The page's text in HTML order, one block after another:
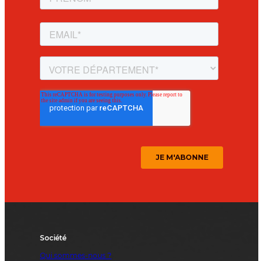
Société
Qui sommes-nous ?